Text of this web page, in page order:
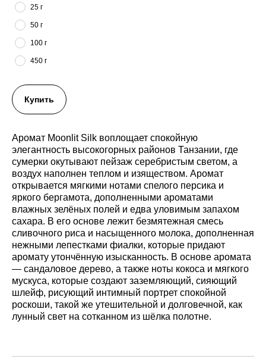
25 г
50 г
100 г
450 г
Купить
Аромат Moonlit Silk воплощает спокойную
элегантность высокогорных районов Танзании, где
сумерки окутывают пейзаж серебристым светом, а
воздух наполнен теплом и изяществом. Аромат
открывается мягкими нотами спелого персика и
яркого бергамота, дополненными ароматами
влажных зелёных полей и едва уловимым запахом
сахара. В его основе лежит безмятежная смесь
сливочного риса и насыщенного молока, дополненная
нежными лепестками фиалки, которые придают
аромату утончённую изысканность. В основе аромата
— сандаловое дерево, а также ноты кокоса и мягкого
мускуса, которые создают заземляющий, сияющий
шлейф, рисующий интимный портрет спокойной
роскоши, такой же утешительной и долговечной, как
лунный свет на сотканном из шёлка полотне.